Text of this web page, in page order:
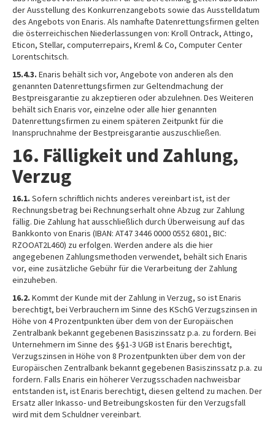
der Ausstellung des Konkurrenzangebots sowie das Ausstelldatum
des Angebots von Enaris. Als namhafte Datenrettungsfirmen gelten
die österreichischen Niederlassungen von: Kroll Ontrack, Attingo,
Eticon, Stellar, computerrepairs, Kreml & Co, Computer Center
Lorentschitsch.
15.4.3. Enaris behält sich vor, Angebote von anderen als den
genannten Datenrettungsfirmen zur Geltendmachung der
Bestpreisgarantie zu akzeptieren oder abzulehnen. Des Weiteren
behält sich Enaris vor, einzelne oder alle hier genannten
Datenrettungsfirmen zu einem späteren Zeitpunkt für die
Inanspruchnahme der Bestpreisgarantie auszuschließen.
16. Fälligkeit und Zahlung,
Verzug
16.1. Sofern schriftlich nichts anderes vereinbart ist, ist der
Rechnungsbetrag bei Rechnungserhalt ohne Abzug zur Zahlung
fällig. Die Zahlung hat ausschließlich durch Überweisung auf das
Bankkonto von Enaris (IBAN: AT47 3446 0000 0552 6801, BIC:
RZOOAT2L460) zu erfolgen. Werden andere als die hier
angegebenen Zahlungsmethoden verwendet, behält sich Enaris
vor, eine zusätzliche Gebühr für die Verarbeitung der Zahlung
einzuheben.
16.2. Kommt der Kunde mit der Zahlung in Verzug, so ist Enaris
berechtigt, bei Verbrauchern im Sinne des KSchG Verzugszinsen in
Höhe von 4 Prozentpunkten über dem von der Europäischen
Zentralbank bekannt gegebenen Basiszinssatz p.a. zu fordern. Bei
Unternehmern im Sinne des §§1-3 UGB ist Enaris berechtigt,
Verzugszinsen in Höhe von 8 Prozentpunkten über dem von der
Europäischen Zentralbank bekannt gegebenen Basiszinssatz p.a. zu
fordern. Falls Enaris ein höherer Verzugsschaden nachweisbar
entstanden ist, ist Enaris berechtigt, diesen geltend zu machen. Der
Ersatz aller Inkasso- und Betreibungskosten für den Verzugsfall
wird mit dem Schuldner vereinbart.